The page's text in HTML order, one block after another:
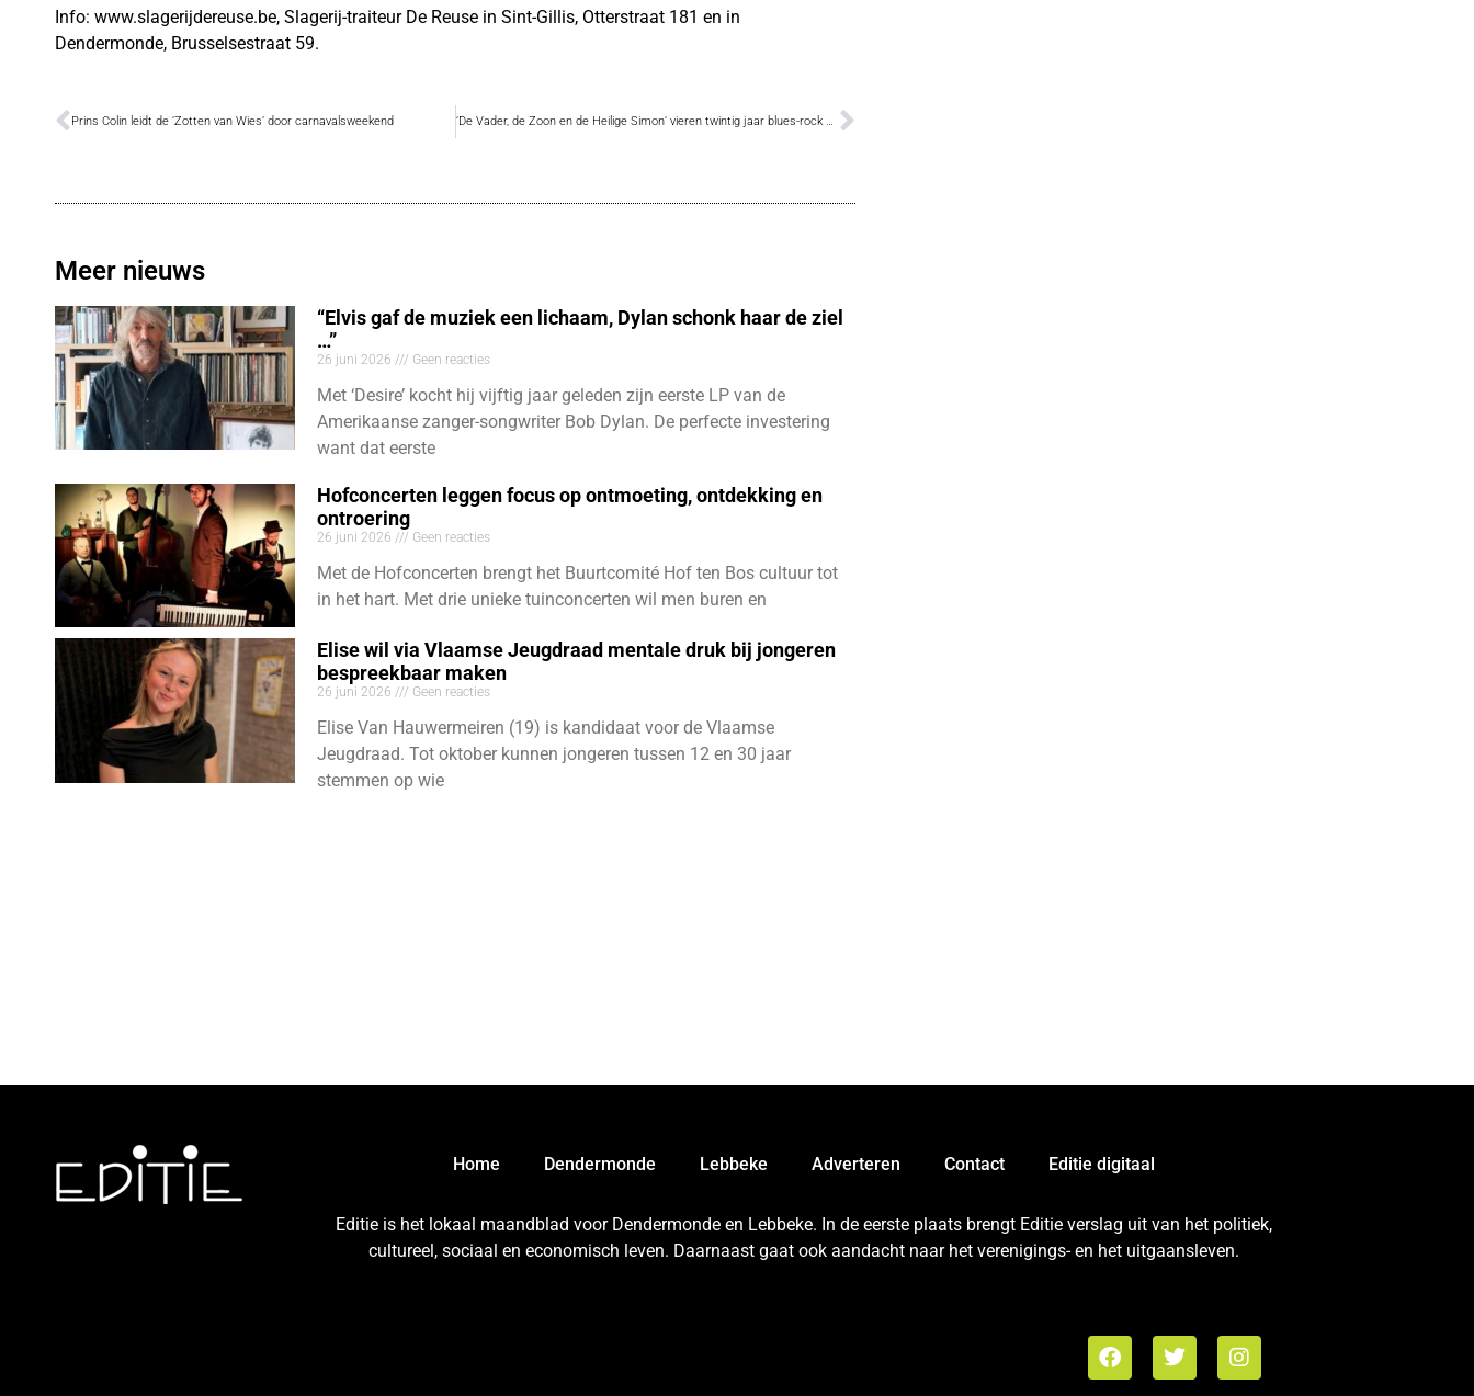
Info: www.slagerijdereuse.be, Slagerij-traiteur De Reuse in Sint-Gillis, Otterstraat 181 en in
Dendermonde, Brusselsestraat 59.
Prins Colin leidt de ‘Zotten van Wies’ door carnavalsweekend ‘De Vader, de Zoon en de Heilige Simon’ vieren twintig jaar blues-rock uit Dendermonde
Meer nieuws
“Elvis gaf de muziek een lichaam, Dylan schonk haar de ziel
…”
26 juni 2026 Geen reacties
Met ‘Desire’ kocht hij vijftig jaar geleden zijn eerste LP van de
Amerikaanse zanger-songwriter Bob Dylan. De perfecte investering
want dat eerste
Hofconcerten leggen focus op ontmoeting, ontdekking en
ontroering
26 juni 2026 Geen reacties
Met de Hofconcerten brengt het Buurtcomité Hof ten Bos cultuur tot
in het hart. Met drie unieke tuinconcerten wil men buren en
Elise wil via Vlaamse Jeugdraad mentale druk bij jongeren
bespreekbaar maken
26 juni 2026 Geen reacties
Elise Van Hauwermeiren (19) is kandidaat voor de Vlaamse
Jeugdraad. Tot oktober kunnen jongeren tussen 12 en 30 jaar
stemmen op wie
Home Dendermonde Lebbeke Adverteren Contact Editie digitaal
Editie is het lokaal maandblad voor Dendermonde en Lebbeke. In de eerste plaats brengt Editie verslag uit van het politiek,
cultureel, sociaal en economisch leven. Daarnaast gaat ook aandacht naar het verenigings- en het uitgaansleven.